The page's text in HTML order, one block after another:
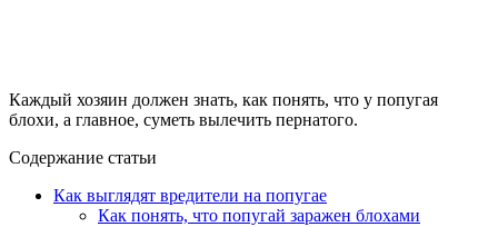
Каждый хозяин должен знать, как понять, что у попугая
блохи, а главное, суметь вылечить пернатого.
Содержание статьи
Как выглядят вредители на попугае
Как понять, что попугай заражен блохами